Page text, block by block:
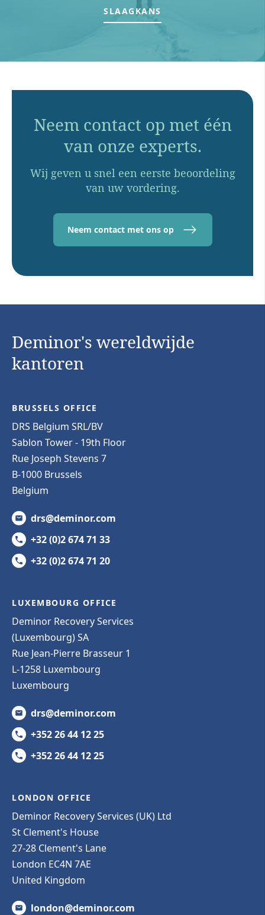
SLAAGKANS
Neem contact op met één
van onze experts.
Wij geven u snel een eerste beoordeling
van uw vordering.
Neem contact met ons op
Deminor's wereldwijde
kantoren
BRUSSELS OFFICE
DRS Belgium SRL/BV
Sablon Tower - 19th Floor
Rue Joseph Stevens 7
B-1000 Brussels
Belgium
drs@deminor.com
+32 (0)2 674 71 33
+32 (0)2 674 71 20
LUXEMBOURG OFFICE
Deminor Recovery Services
(Luxembourg) SA
Rue Jean-Pierre Brasseur 1
L-1258 Luxembourg
Luxembourg
drs@deminor.com
+352 26 44 12 25
+352 26 44 12 25
LONDON OFFICE
Deminor Recovery Services (UK) Ltd
St Clement's House
27-28 Clement's Lane
London EC4N 7AE
United Kingdom
london@deminor.com